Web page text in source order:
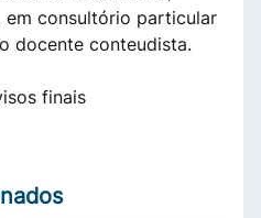
em consultório particular
docente conteudista.
finais